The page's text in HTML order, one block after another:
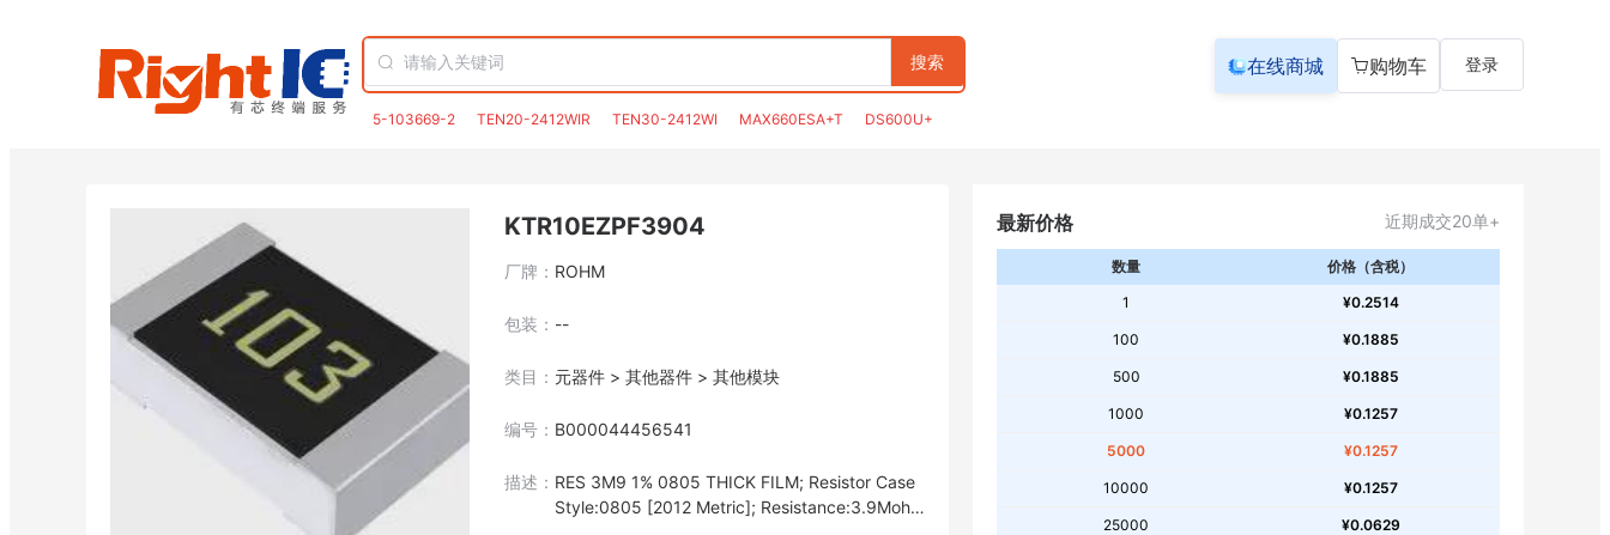
搜索
5-103669-2 TEN20-2412WIR TEN30-2412WI MAX660ESA+T DS600U+
在线商城 购物车 登录
KTR10EZPF3904
厂牌： ROHM
包装： --
类目： 元器件 > 其他器件 > 其他模块
编号： B000044456541
描述： RES 3M9 1% 0805 THICK FILM; Resistor Case
Style:0805 [2012 Metric]; Resistance:3.9Moh
最新价格 近期成交20单+
数量
价格（含税）
1
¥0.2514
100 ¥0.1885
500 ¥0.1885
1000 ¥0.1257
5000 ¥0.1257
10000 ¥0.1257
25000 ¥0.0629